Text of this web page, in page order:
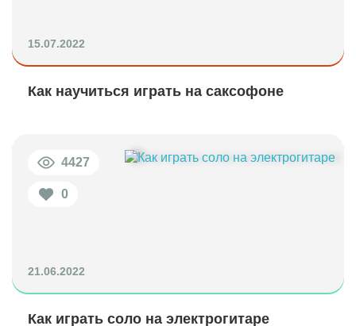
15.07.2022
Как научиться играть на саксофоне
4427
0
21.06.2022
Как играть соло на электрогитаре